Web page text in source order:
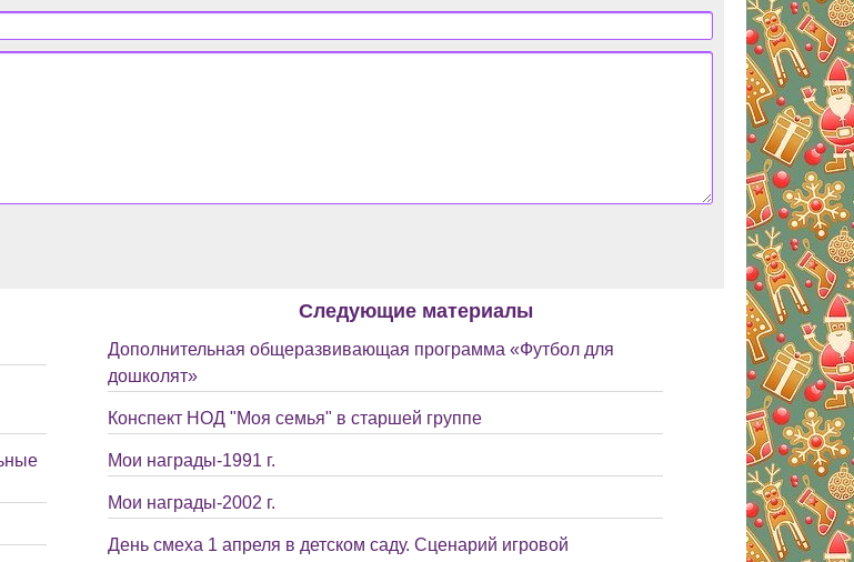
Следующие материалы
Дополнительная общеразвивающая программа «Футбол для
дошколят»
Конспект НОД "Моя семья" в старшей группе
Мои награды-1991 г.
Мои награды-2002 г.
День смеха 1 апреля в детском саду. Сценарий игровой